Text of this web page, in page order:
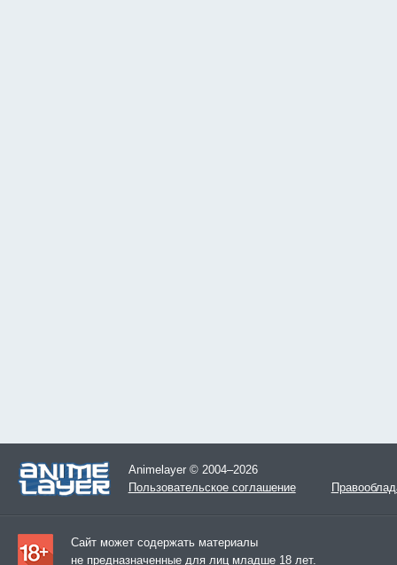
Animelayer © 2004–2026
Пользовательское соглашение
Сайт может содержать материалы
не предназначенные для лиц младше 18 лет.